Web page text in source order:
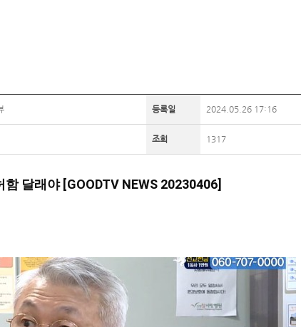
등록일 2024.05.26 17:16
조회 1317
달래야 [GOODTV NEWS 20230406]